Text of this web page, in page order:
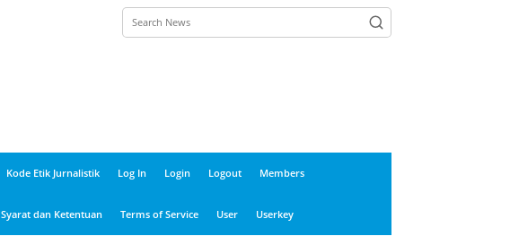
Kode Etik Jurnalistik Log In Login Logout Members
Syarat dan Ketentuan Terms of Service User Userkey